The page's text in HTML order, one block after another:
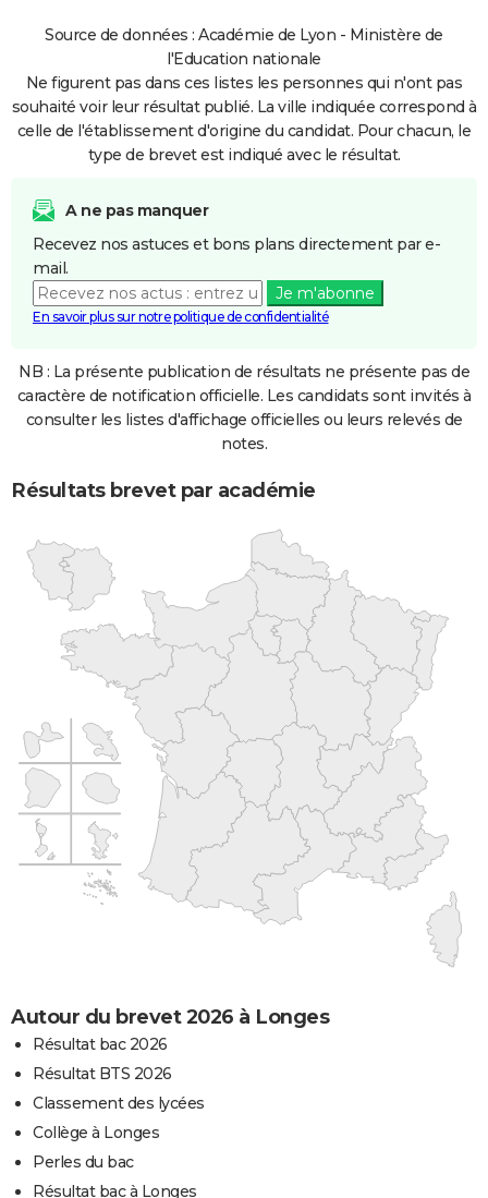
Source de données : Académie de Lyon - Ministère de
l'Education nationale
Ne figurent pas dans ces listes les personnes qui n'ont pas
souhaité voir leur résultat publié. La ville indiquée correspond à
celle de l'établissement d'origine du candidat. Pour chacun, le
type de brevet est indiqué avec le résultat.
A ne pas manquer
Recevez nos astuces et bons plans directement par e-
mail.
Je m'abonne
En savoir plus sur notre politique de confidentialité
NB : La présente publication de résultats ne présente pas de
caractère de notification officielle. Les candidats sont invités à
consulter les listes d'affichage officielles ou leurs relevés de
notes.
Résultats brevet par académie
Autour du brevet 2026 à Longes
Résultat bac 2026
Résultat BTS 2026
Classement des lycées
Collège à Longes
Perles du bac
Résultat bac à Longes